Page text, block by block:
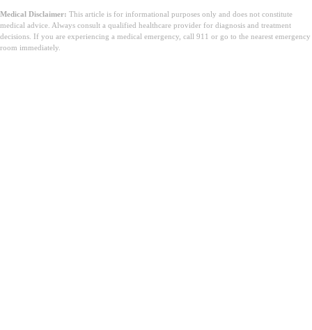
Medical Disclaimer: This article is for informational purposes only and does not constitute
medical advice. Always consult a qualified healthcare provider for diagnosis and treatment
decisions. If you are experiencing a medical emergency, call 911 or go to the nearest emergency
room immediately.